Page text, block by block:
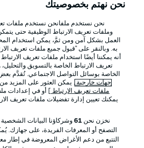
الإعلانات الإخطارات
شروط الاستخدام الوظائف
نحن نهتم بخصوصيتك
نحن نستخدم ملفانحن نستخدم ملفات
وملفات تعريف الارتباط الوظيفية حتى
العمل بشكل آمن ومن ثمَّ، يمكن استخدام
به. وبالنقر على "قبول جميع ملفات تعريف
أنه يمكننا أيضًا استخدام ملفات تعريف
تعريف الارتباط الخاصة بالتسويق
الخاصة بوسائل التواصل الاجتماعي. تُقدَّم
جهات خارجية . يمكن العثور على المزيد
ملفات تعريف الارتباط
] أو في إعدادات
يمكنك تعيين إدارة تفضيلات ملفات تعريف
نخزن نحن 61وشركاؤنا البيانات الشخصية
التصفح أو المعرفات الفريدة، على جهازك.
التتبع من دعم الأغراض المعروضة في إطار